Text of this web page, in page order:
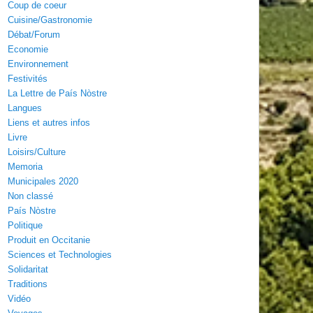
Coup de coeur
Cuisine/Gastronomie
Débat/Forum
Economie
Environnement
Festivités
La Lettre de País Nòstre
Langues
Liens et autres infos
Livre
Loisirs/Culture
Memoria
Municipales 2020
Non classé
País Nòstre
Politique
Produit en Occitanie
Sciences et Technologies
Solidaritat
Traditions
Vidéo